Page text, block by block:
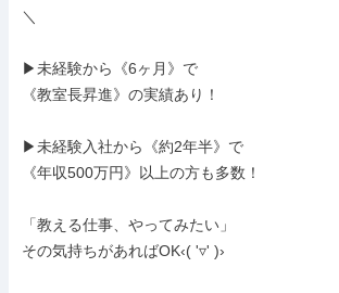
＼
▶未経験から《6ヶ月》で
《教室長昇進》の実績あり！
▶未経験入社から《約2年半》で
《年収500万円》以上の方も多数！
「教える仕事、やってみたい」
その気持ちがあればOK‹( '▿' )›